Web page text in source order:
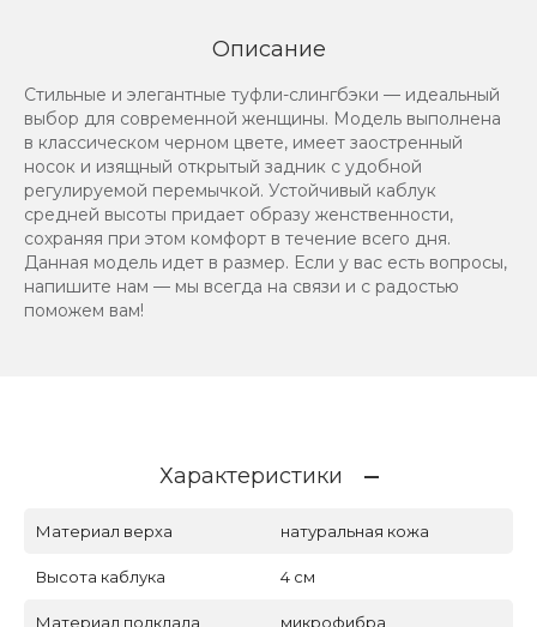
Описание
Стильные и элегантные туфли-слингбэки — идеальный
выбор для современной женщины. Модель выполнена
в классическом черном цвете, имеет заостренный
носок и изящный открытый задник с удобной
регулируемой перемычкой. Устойчивый каблук
средней высоты придает образу женственности,
сохраняя при этом комфорт в течение всего дня.
Данная модель идет в размер. Если у вас есть вопросы,
напишите нам — мы всегда на связи и с радостью
поможем вам!
Характеристики
Материал верха натуральная кожа
Высота каблука 4 см
Материал подклада микрофибра